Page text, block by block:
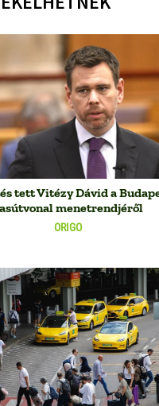
ORIGO
tett Vitézy Dávid a
menetrendjéről